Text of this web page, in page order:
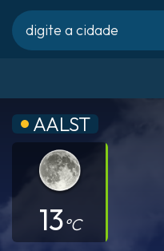
AALST
13°C